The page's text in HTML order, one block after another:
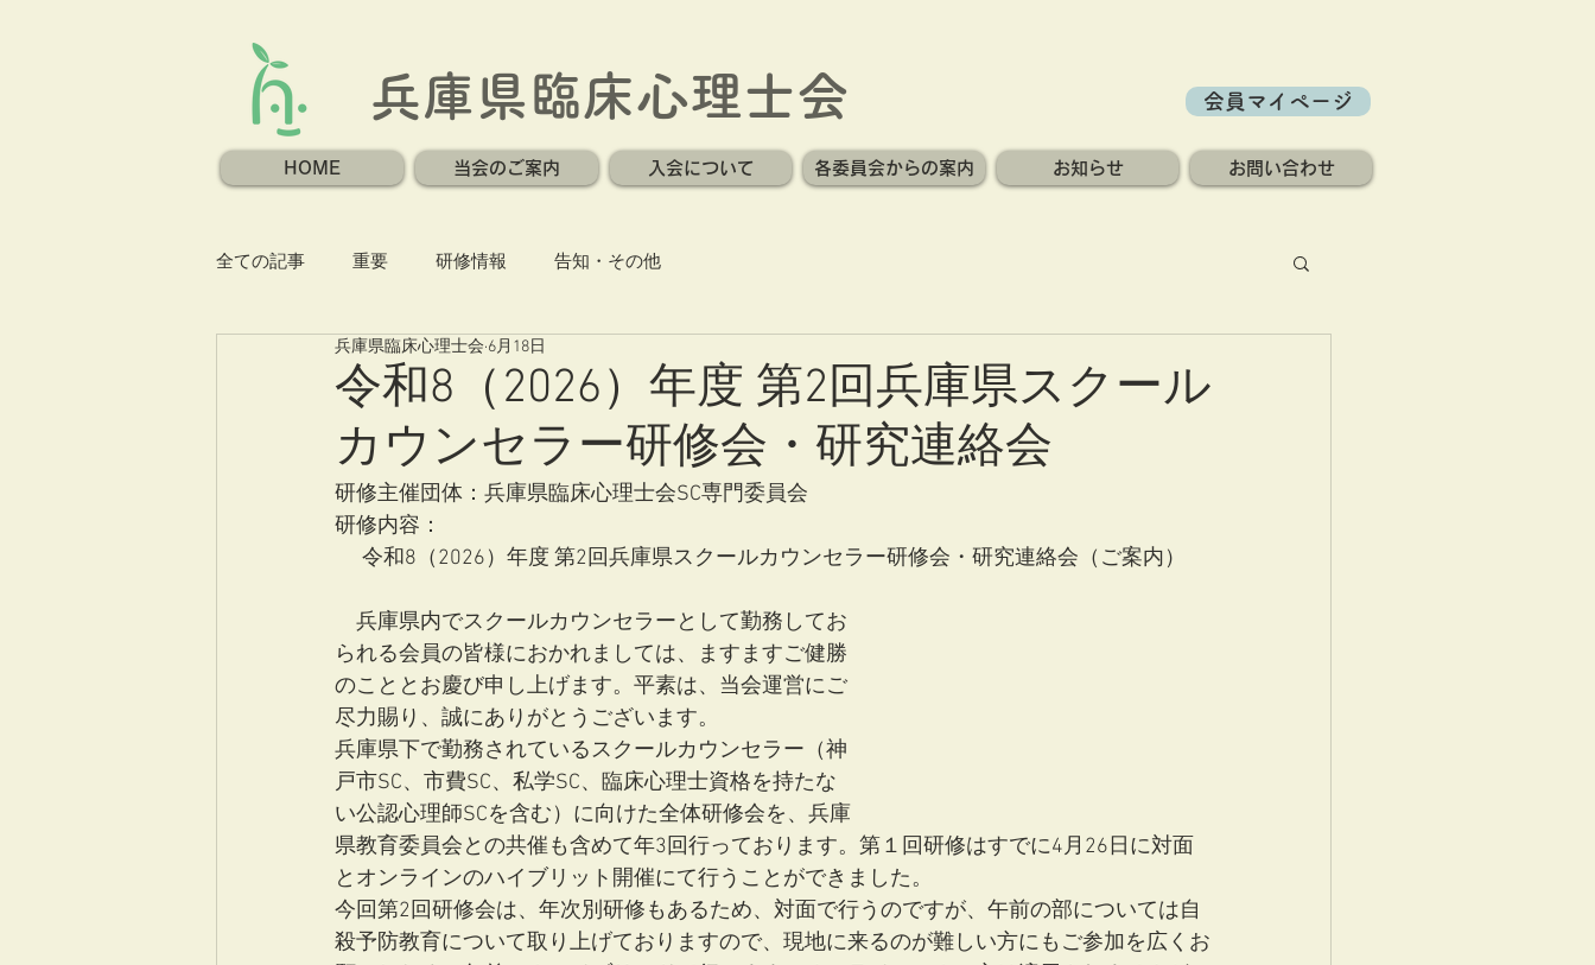
兵庫県臨床心理士会 会員マイページ
HOME 当会のご案内 入会について 各委員会からの案内 お知らせ お問い合わせ
全ての記事 重要 研修情報 告知・その他
令和8（2026）年度 第2回兵庫県スクール
カウンセラー研修会・研究連絡会
兵庫県臨床心理士会 6月18日
研修主催団体：兵庫県臨床心理士会SC専門委員会
研修内容：
令和8（2026）年度 第2回兵庫県スクールカウンセラー研修会・研究連絡会（ご案内）
兵庫県内でスクールカウンセラーとして勤務してお
られる会員の皆様におかれましては、ますますご健勝
のこととお慶び申し上げます。平素は、当会運営にご
尽力賜り、誠にありがとうございます。
兵庫県下で勤務されているスクールカウンセラー（神
戸市SC、市費SC、私学SC、臨床心理士資格を持たな
い公認心理師SCを含む）に向けた全体研修会を、兵庫
県教育委員会との共催も含めて年3回行っております。第１回研修はすでに4月26日に対面
とオンラインのハイブリット開催にて行うことができました。
今回第2回研修会は、年次別研修もあるため、対面で行うのですが、午前の部については自
殺予防教育について取り上げておりますので、現地に来るのが難しい方にもご参加を広くお